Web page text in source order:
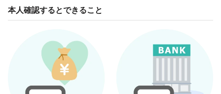
本人確認するとできること